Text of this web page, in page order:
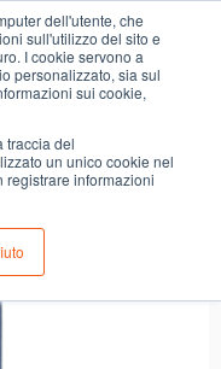
dell'utente, che
sull'utilizzo del sito e
I cookie servono a
personalizzato, sia sul
sui cookie,
traccia del
un unico cookie nel
registrare informazioni
FLORAMUNDI CERASUOLO DONNAFUGATA